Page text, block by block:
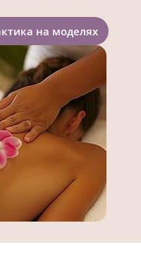
на моделях